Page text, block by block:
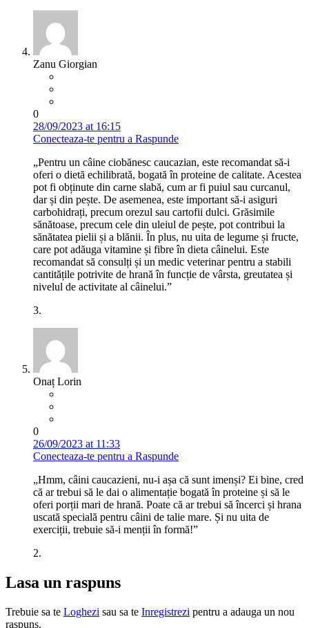
Zanu Giorgian
0
28/09/2023 at 16:15
Conecteaza-te pentru a Raspunde
„Pentru un câine ciobănesc caucazian, este recomandat să-i
oferi o dietă echilibrată, bogată în proteine de calitate. Acestea
pot fi obținute din carne slabă, cum ar fi puiul sau curcanul,
dar și din pește. De asemenea, este important să-i asiguri
carbohidrați, precum orezul sau cartofii dulci. Grăsimile
sănătoase, precum cele din uleiul de pește, pot contribui la
sănătatea pielii și a blănii. În plus, nu uita de legume și fructe,
care pot adăuga vitamine și fibre în dieta câinelui. Este
recomandat să consulți și un medic veterinar pentru a stabili
cantitățile potrivite de hrană în funcție de vârsta, greutatea și
nivelul de activitate al câinelui.”
3.
Onaț Lorin
0
26/09/2023 at 11:33
Conecteaza-te pentru a Raspunde
„Hmm, câini caucazieni, nu-i așa că sunt imenși? Ei bine, cred
că ar trebui să le dai o alimentație bogată în proteine și să le
oferi porții mari de hrană. Poate că ar trebui să încerci și hrana
uscată specială pentru câini de talie mare. Și nu uita de
exerciții, trebuie să-i menții în formă!”
2.
Lasa un raspuns
Trebuie sa te Loghezi sau sa te Inregistrezi pentru a adauga un nou
raspuns.